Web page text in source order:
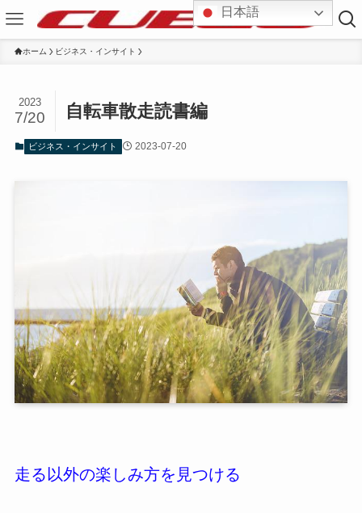
ホーム ビジネス・インサイト
自転車散走読書編
2023
7/20
ビジネス・インサイト 2023-07-20
走る以外の楽しみ方を見つける
日本語